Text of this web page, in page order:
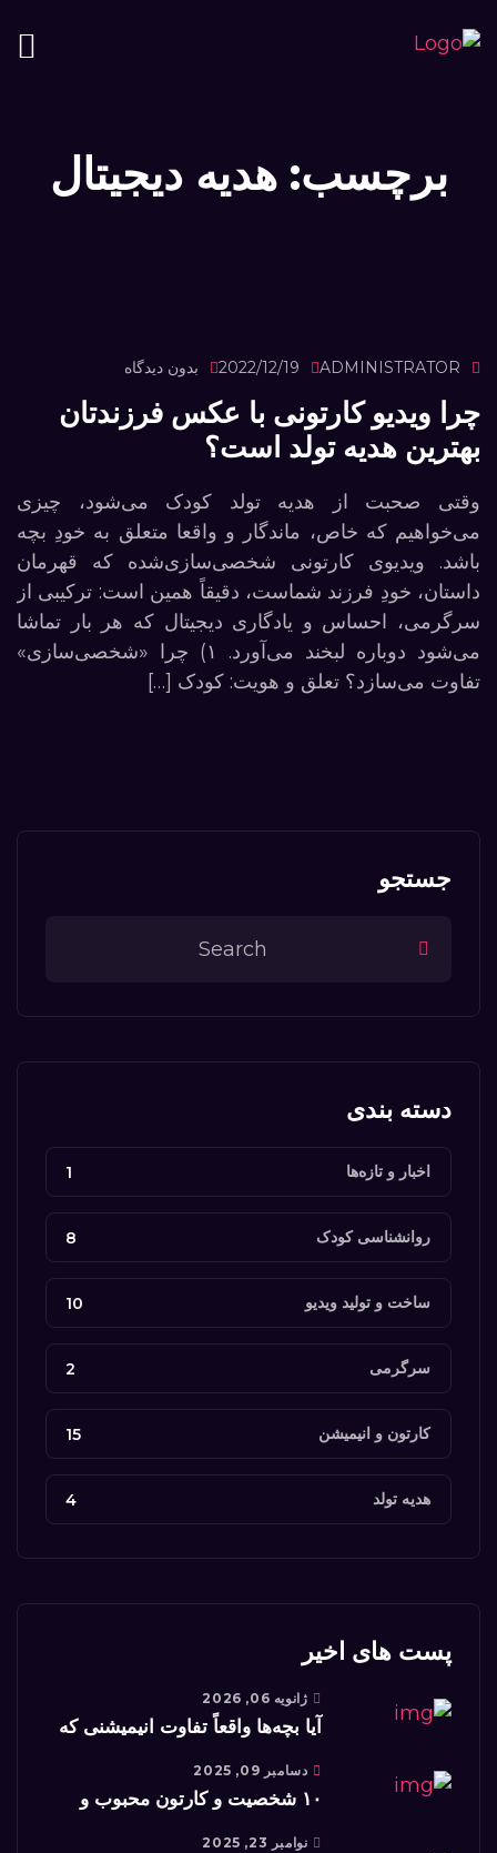
برچسب:هدیه دیجیتال
ADMINISTRATOR
2022/12/19 بدون دیدگاه
چرا ویدیو کارتونی با عکس فرزندتان
بهترین هدیه تولد است؟
وقتی صحبت از هدیه تولد کودک می‌شود، چیزی
می‌خواهیم که خاص، ماندگار و واقعا متعلق به خودِ بچه
باشد. ویدیوی کارتونی شخصی‌سازی‌شده که قهرمان
داستان، خودِ فرزند شماست، دقیقاً همین است: ترکیبی از
سرگرمی، احساس و یادگاری دیجیتال که هر بار تماشا
می‌شود دوباره لبخند می‌آورد. ۱) چرا «شخصی‌سازی»
تفاوت می‌سازد؟ تعلق و هویت: کودک […]
جستجو
دسته بندی
اخبار و تازه‌ها 1
روانشناسی کودک 8
ساخت و تولید ویدیو 10
سرگرمی 2
کارتون‌ و انیمیشن‌ 15
هدیه تولد 4
پست های اخیر
ژانویه 06, 2026
آیا بچه‌ها واقعاً تفاوت انیمیشنی که
دسامبر 09, 2025
۱۰ شخصیت و کارتون محبوب و
نوامبر 23, 2025